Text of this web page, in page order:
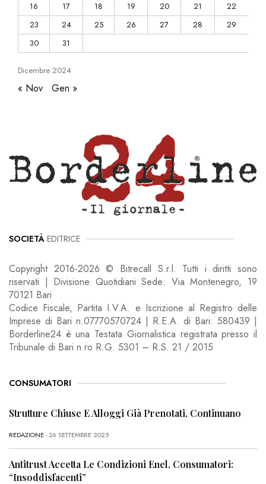
Dicembre 2024
16
17 18 19 20 21
22
23
24 25 26 27 28
29
30
31
« Nov Gen »
SOCIETÀ EDITRICE
Copyright 2016-2026 © Bitrecall S.r.l. Tutti i diritti sono
riservati | Divisione Quotidiani Sede: Via Montenegro, 19
70121 Bari
Codice Fiscale, Partita I.V.A. e Iscrizione al Registro delle
Imprese di Bari n.07770570724 | R.E.A. di Bari: 580439 |
Borderline24 è una Testata Giornalistica registrata presso il
Tribunale di Bari n.ro R.G. 5301 – R.S. 21 / 2015
CONSUMATORI
Strutture Chiuse E Alloggi Già Prenotati, Continuano
REDAZIONE- 26 SETTEMBRE 2025
Antitrust Accetta Le Condizioni Enel, Consumatori:
“Insoddisfacenti”